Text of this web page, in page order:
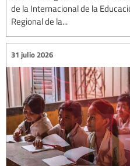
de la Internacional de la
Regional de la...
31 julio 2026